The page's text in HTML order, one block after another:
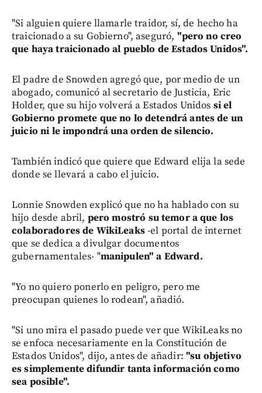
"Si alguien quiere llamarle traidor, sí, de hecho ha
traicionado a su Gobierno", aseguró, "pero no creo
que haya traicionado al pueblo de Estados Unidos".
El padre de Snowden agregó que, por medio de un
abogado, comunicó al secretario de Justicia, Eric
Holder, que su hijo volverá a Estados Unidos si el
Gobierno promete que no lo detendrá antes de un
juicio ni le impondrá una orden de silencio.
También indicó que quiere que Edward elija la sede
donde se llevará a cabo el juicio.
Lonnie Snowden explicó que no ha hablado con su
hijo desde abril, pero mostró su temor a que los
colaboradores de WikiLeaks-el portal de internet
que se dedica a divulgar documentos
gubernamentales- "manipulen" a Edward.
"Yo no quiero ponerlo en peligro, pero me
preocupan quienes lo rodean", añadió.
"Si uno mira el pasado puede ver que WikiLeaks no
se enfoca necesariamente en la Constitución de
Estados Unidos", dijo, antes de añadir: "su objetivo
es simplemente difundir tanta información como
sea posible".